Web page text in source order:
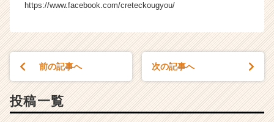
ト
リ
https://www.facebook.com/creteckougyou/
前の記事へ 次の記事へ
投稿一覧